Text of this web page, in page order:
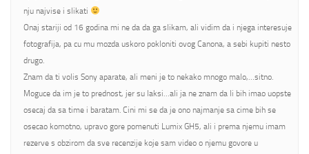
nju najvise i slikati
Onaj stariji od 16 godina mi ne da da ga slikam, ali vidim da i njega interesuje
fotografija, pa cu mu mozda uskoro pokloniti ovog Canona, a sebi kupiti nesto
drugo.
Znam da ti volis Sony aparate, ali meni je to nekako mnogo malo,…sitno.
Moguce da im je to prednost, jer su laksi…ali ja ne znam da li bih imao uopste
osecaj da sa time i baratam. Cini mi se da je ono najmanje sa cime bih se
osecao komotno, upravo gore pomenuti Lumix GH5, ali i prema njemu imam
rezerve s obzirom da sve recenzije koje sam video o njemu govore u